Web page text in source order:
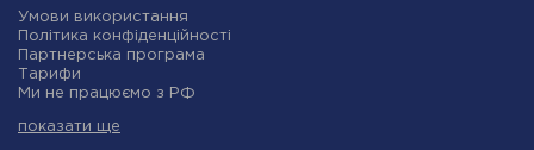
Інтеграція Google Analytics
Інтеграція Creatio
Інтеграція Ringostat
Інтеграція Google Calendar
Інтеграція Airtable
Інтеграція Wire2Air
Інтеграція Corezoid
Інтеграція Infobip
Інтеграція Instasent
Інтеграція AtomPark
Інтеграція Campaign Monitor
Умови використання
Політика конфіденційності
Партнерська програма
Тарифи
Ми не працюємо з РФ
Індивідуальна розробка
показати ще